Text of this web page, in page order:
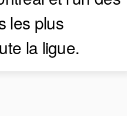
les plus
la ligue.